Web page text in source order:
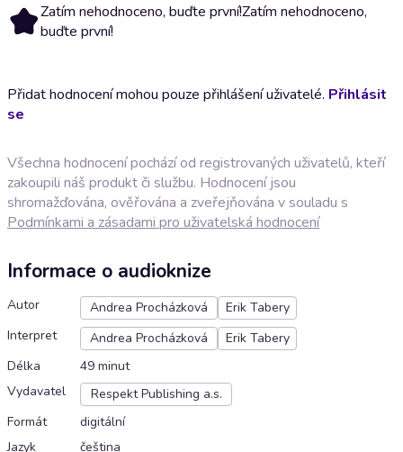
Zatím nehodnoceno, buďte první!Zatím nehodnoceno,
buďte první!
Přidat hodnocení mohou pouze přihlášení uživatelé. Přihlásit
se
Všechna hodnocení pochází od registrovaných uživatelů, kteří
zakoupili náš produkt či službu. Hodnocení jsou
shromažďována, ověřována a zveřejňována v souladu s
Podmínkami a zásadami pro uživatelská hodnocení
Informace o audioknize
Autor Andrea Procházková
Erik Tabery
Interpret
Andrea Procházková
Erik Tabery
Délka
49 minut
Vydavatel
Respekt Publishing a.s.
Formát
digitální
Jazyk
čeština